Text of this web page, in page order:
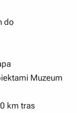
do
Muzeum
km tras